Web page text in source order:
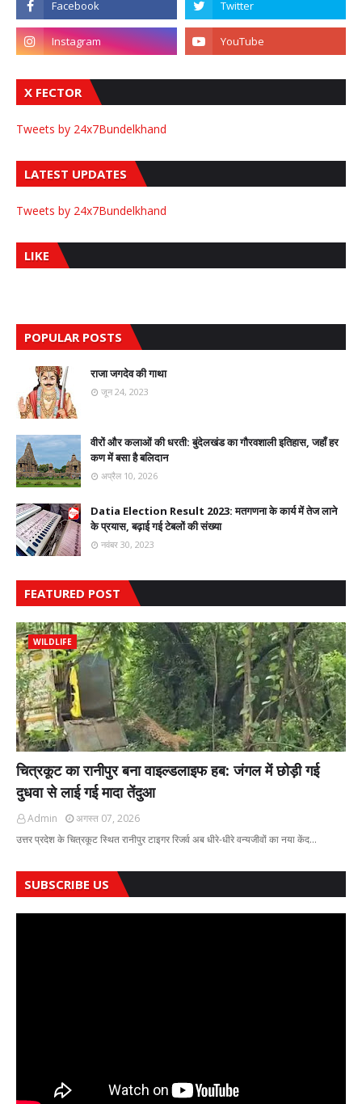
X FECTOR
Tweets by 24x7Bundelkhand
LATEST UPDATES
Tweets by 24x7Bundelkhand
LIKE
POPULAR POSTS
राजा जगदेव की गाथा
जून 24, 2023
वीरों और कलाओं की धरती: बुंदेलखंड का गौरवशाली इतिहास, जहाँ हर
कण में बसा है बलिदान
अप्रैल 10, 2026
Datia Election Result 2023: मतगणना के कार्य में तेज लाने
के प्रयास, बढ़ाई गई टेबलों की संख्या
नवंबर 30, 2023
FEATURED POST
WILDLIFE
चित्रकूट का रानीपुर बना वाइल्डलाइफ हब: जंगल में छोड़ी गई
दुधवा से लाई गई मादा तेंदुआ
Admin
अगस्त 07, 2026
उत्तर प्रदेश के चित्रकूट स्थित रानीपुर टाइगर रिजर्व अब धीरे-धीरे वन्यजीवों का नया केंद…
SUBSCRIBE US